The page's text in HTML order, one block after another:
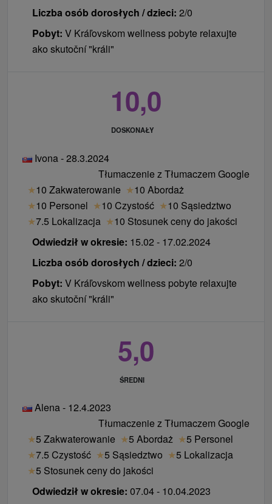
parking monitorowany 9 € / noc w hotelu (10
miejsc, rezerwacja z wyprzedzeniem), parking
monitorowany 50 m od hotelu 4 € / noc
zwierzę domowe 15 € / noc
Liczba osób dorosłych / dzieci: 2/0
Pobyt: V Kráľovskom wellness pobyte relaxujte
ako skutoční "králi"
10,0
DOSKONAŁY
Ivona - 28.3.2024
Tłumaczenie z Tłumaczem Google
★10 Zakwaterowanie ★10 Abordaż
★10 Personel ★10 Czystość ★10 Sąsiedztwo
★7.5 Lokalizacja ★10 Stosunek ceny do jakości
Odwiedził w okresie: 15.02 - 17.02.2024
Liczba osób dorosłych / dzieci: 2/0
Pobyt: V Kráľovskom wellness pobyte relaxujte
ako skutoční "králi"
5,0
ŚREDNI
Alena - 12.4.2023
Tłumaczenie z Tłumaczem Google
★5 Zakwaterowanie ★5 Abordaż ★5 Personel
★7.5 Czystość ★5 Sąsiedztwo ★5 Lokalizacja
★5 Stosunek ceny do jakości
Odwiedził w okresie: 07.04 - 10.04.2023